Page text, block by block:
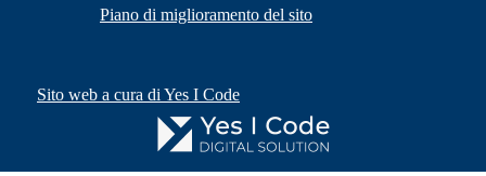
Piano di miglioramento del sito
Sito web a cura di Yes I Code